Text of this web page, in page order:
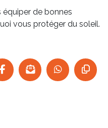
équiper de bonnes
vous protéger du soleil.